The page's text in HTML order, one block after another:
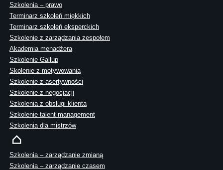
Szkolenia – prawo
Terminarz szkoleń miękkich
Terminarz szkoleń eksperckich
Szkolenie z zarządzania zespołem
Akademia menadżera
Szkolenie Gallup
Skolenie z motywowania
Szkolenie z asertywności
Szkolenie z negocjacji
Szkolenia z obsługi klienta
Szkolenie talent management
Szkolenia dla mistrzów
Szkolenia – zarządzanie zmianą
Szkolenia – zarządzanie czasem